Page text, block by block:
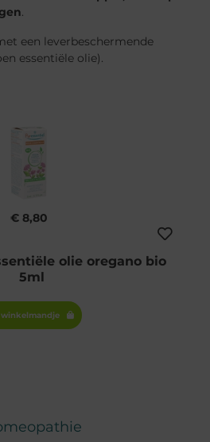
.
een leverbeschermende
essentiële olie).
€ 8,80
olie oregano bio
5ml